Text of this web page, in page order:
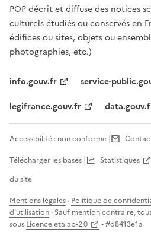
POP décrit et diffuse des notices
culturels étudiés ou conservés en
édifices ou sites, objets ou
photographies, etc.)
info.gouv.fr
service-
legifrance.gouv.fr
Accessibilité : non conforme
Télécharger les bases
Statistiques
du site
Mentions légales · Politique de
d'utilisation · Sauf mention contraire,
sous Licence etalab-2.0 • #d8413e1a